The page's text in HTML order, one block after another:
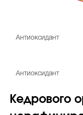
Антиоксидант
Антиоксидант
Кедрового